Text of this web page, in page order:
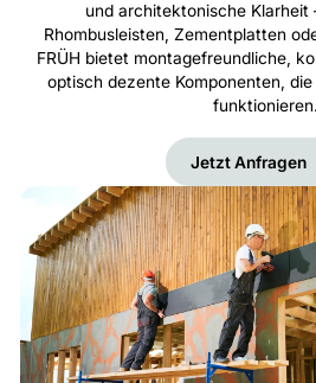
und architektonische Klarheit
Rhombusleisten, Zementplatten
FRÜH bietet montagefreundliche,
optisch dezente Komponenten,
funktionieren.
Jetzt Anfragen